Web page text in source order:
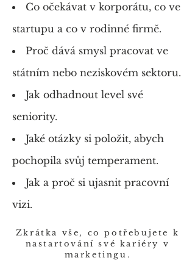
Co očekávat v korporátu, co ve
startupu a co v rodinné firmě.
Proč dává smysl pracovat ve
státním nebo neziskovém sektoru.
Jak odhadnout level své
seniority.
Jaké otázky si položit, abych
pochopila svůj temperament.
Jak a proč si ujasnit pracovní
vizi.
Zkrátka vše, co potřebujete k
nastartování své kariéry v
marketingu.